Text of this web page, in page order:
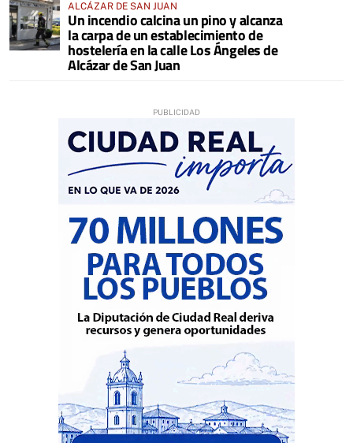
ALCÁZAR DE SAN JUAN
Un incendio calcina un pino y alcanza
la carpa de un establecimiento de
hostelería en la calle Los Ángeles de
Alcázar de San Juan